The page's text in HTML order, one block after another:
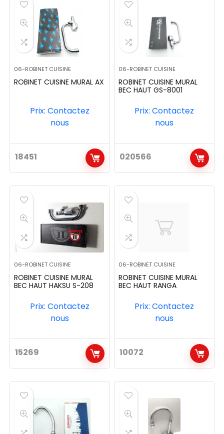
06-ROBINET CUISINE
ROBINET CUISINE MURAL AX
18451
Prix: Contactez
nous
06-ROBINET CUISINE
ROBINET CUISINE MURAL
BEC HAUT GS-8001
020566
Prix: Contactez
nous
06-ROBINET CUISINE
ROBINET CUISINE MURAL
BEC HAUT HAKSU S-208
15269
Prix: Contactez
nous
06-ROBINET CUISINE
ROBINET CUISINE MURAL
BEC HAUT RANGA
10072
Prix: Contactez
nous